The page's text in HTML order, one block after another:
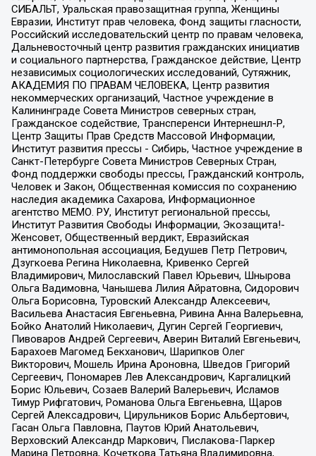
СИБАЛЬТ, Уральская правозащитная группа, Женщины
Евразии, Институт прав человека, Фонд защиты гласности,
Российский исследовательский центр по правам человека,
Дальневосточный центр развития гражданских инициатив
и социального партнерства, Гражданское действие, Центр
независимых социологических исследований, Сутяжник,
АКАДЕМИЯ ПО ПРАВАМ ЧЕЛОВЕКА, Центр развития
некоммерческих организаций, Частное учреждение в
Калининграде Совета Министров северных стран,
Гражданское содействие, Трансперенси Интернешнл-Р,
Центр Защиты Прав Средств Массовой Информации,
Институт развития прессы - Сибирь, Частное учреждение в
Санкт-Петербурге Совета Министров Северных Стран,
Фонд поддержки свободы прессы, Гражданский контроль,
Человек и Закон, Общественная комиссия по сохранению
наследия академика Сахарова, Информационное
агентство МЕМО. РУ, Институт региональной прессы,
Институт Развития Свободы Информации, Экозащита!-
Женсовет, Общественный вердикт, Евразийская
антимонопольная ассоциация, Бедушев Петр Петрович,
Дзугкоева Регина Николаевна, Кривенко Сергей
Владимирович, Милославский Павел Юрьевич, Шнырова
Ольга Вадимовна, Чанышева Лилия Айратовна, Сидорович
Ольга Борисовна, Туровский Александр Алексеевич,
Васильева Анастасия Евгеньевна, Ривина Анна Валерьевна,
Бойко Анатолий Николаевич, Дугин Сергей Георгиевич,
Пивоваров Андрей Сергеевич, Аверин Виталий Евгеньевич,
Барахоев Магомед Бекханович, Шарипков Олег
Викторович, Мошель Ирина Ароновна, Шведов Григорий
Сергеевич, Пономарев Лев Александрович, Каргалицкий
Борис Юльевич, Созаев Валерий Валерьевич, Исламов
Тимур Рифгатович, Романова Ольга Евгеньевна, Щаров
Сергей Алексадрович, Цирульников Борис Альбертович,
Гасан Ольга Павловна, Паутов Юрий Анатольевич,
Верховский Александр Маркович, Пислакова-Паркер
Марина Петровна, Кочеткова Татьяна Владимировна,